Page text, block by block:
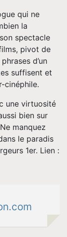
qui ne
la
spectacle
pivot de
d’un
suffisent et
cinéphile.
une virtuosité
bien sur
manquez
le paradis
1er. Lien :